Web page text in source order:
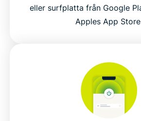
eller surfplatta från Google
Apples App